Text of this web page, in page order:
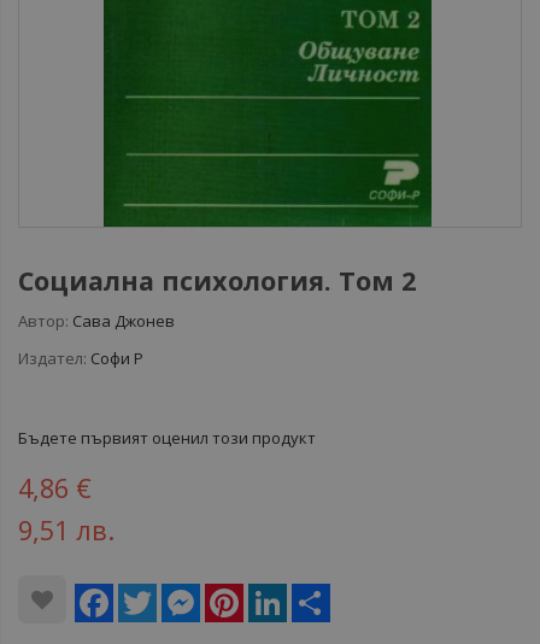
Социална психология. Том 2
Автор: Сава Джонев
Издател: Софи Р
Бъдете първият оценил този продукт
4,86 €
9,51 лв.
Facebook
Twitter MessengerPinterestLinkedIn